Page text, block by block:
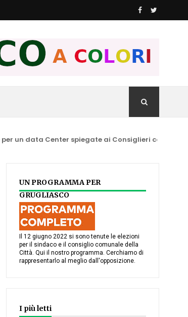
data Center spiegate ai Consiglieri comunali ed a
UN PROGRAMMA PER
GRUGLIASCO
Il 12 giugno 2022 si sono tenute le elezioni
per il sindaco e il consiglio comunale della
Città. Qui il nostro programma. Cerchiamo di
rappresentarlo al meglio dall'opposizione.
I più letti